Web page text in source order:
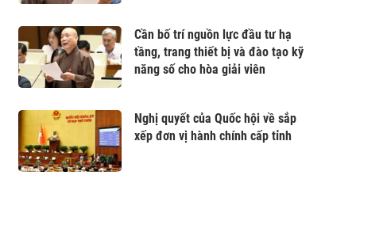
Cần bố trí nguồn lực đầu tư hạ
tầng, trang thiết bị và đào tạo kỹ
năng số cho hòa giải viên
Nghị quyết của Quốc hội về sắp
xếp đơn vị hành chính cấp tỉnh